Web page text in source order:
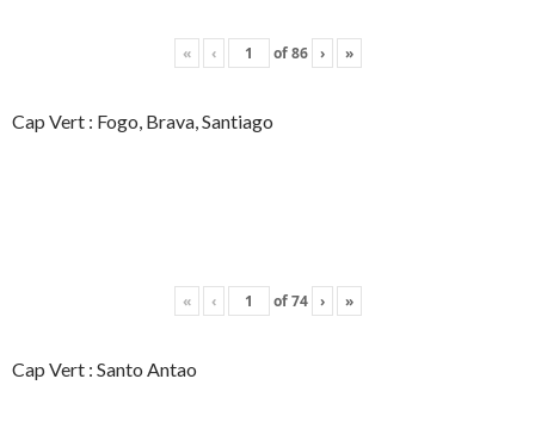
« ‹ of86 › »
Cap Vert : Fogo, Brava, Santiago
« ‹ of74 › »
Cap Vert : Santo Antao